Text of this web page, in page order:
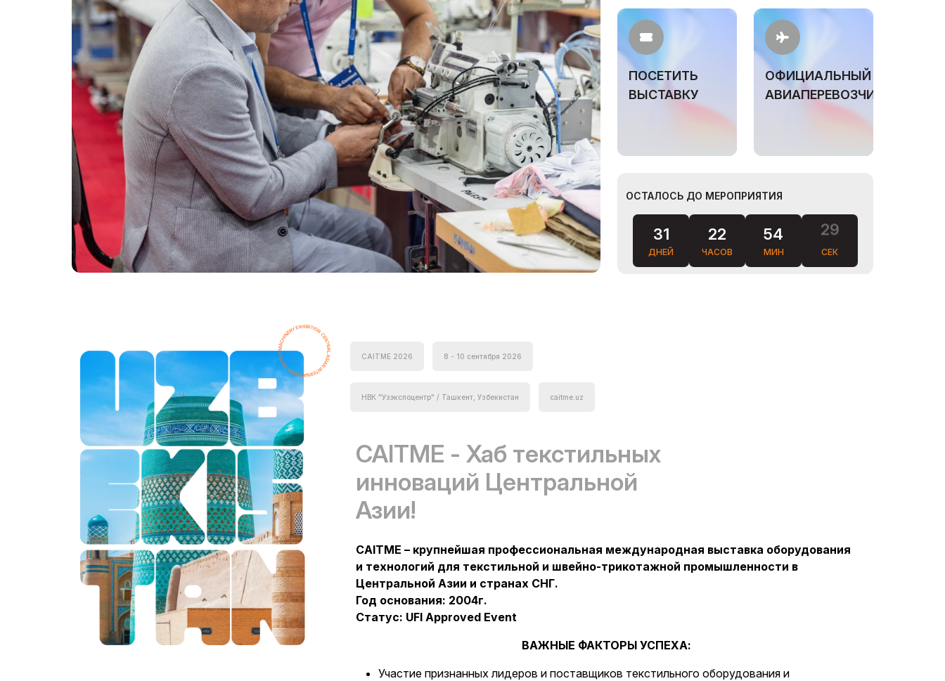
Uzbekistan
Итоги выставки
Официальный каталог
Эффективное участие в
выставках
Официальный
авиаперевозчик
ПОСЕТИТЬ
ВЫСТАВКУ
ОФИЦИАЛЬНЫЙ
АВИАПЕРЕВОЗЧИК
ОСТАЛОСЬ ДО МЕРОПРИЯТИЯ
31
ДНЕЙ
22
ЧАСОВ
54
МИН
28
СЕК
CAITME 2026 8 - 10 сентября 2026
НВК "Узэкспоцентр" / Ташкент, Узбекистан caitme.uz
CAITME - Хаб текстильных
инноваций Центральной
Азии!
CAITME – крупнейшая профессиональная международная выставка оборудования
и технологий для текстильной и швейно-трикотажной промышленности в
Центральной Азии и странах СНГ.
Год основания: 2004г.
Статус: UFI Approved Event
ВАЖНЫЕ ФАКТОРЫ УСПЕХА:
Участие признанных лидеров и поставщиков текстильного оборудования и